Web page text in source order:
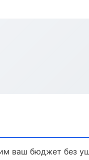
ваш бюджет без